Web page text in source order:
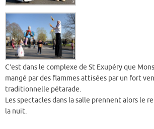
C’est dans le complexe de St Exupéry que
mangé par des flammes attisées par un fort
traditionnelle pétarade.
Les spectacles dans la salle prennent alors le
la nuit.